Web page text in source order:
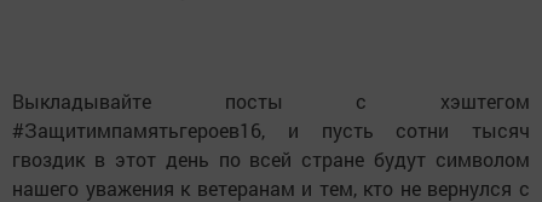
Выкладывайте посты с хэштегом
#Защитимпамятьгероев16, и пусть сотни тысяч
гвоздик в этот день по всей стране будут символом
нашего уважения к ветеранам и тем, кто не вернулся с